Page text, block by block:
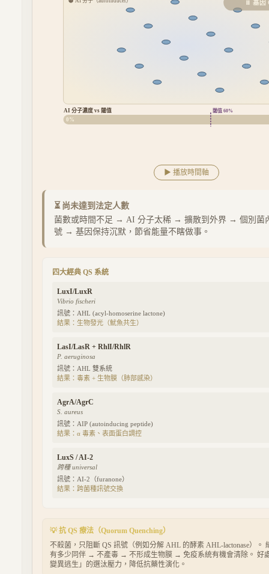
AI 分子濃度 vs 閾值 閾值60%
0 %
⏸ 基因
▶ 播放時間軸
⏳ 尚未達到法定人數
菌數或時間不足 → AI 分子太稀 → 擴散到外界 → 個別菌
號 → 基因保持沉默，節省能量不瞎做事。
四大經典 QS 系統
LuxI/LuxR
Vibrio fischeri
訊號： AHL (acyl-homoserine lactone)
結果： 生物發光（魷魚共生）
LasI/LasR + RhlI/RhlR
P. aeruginosa
訊號： AHL 雙系統
結果： 毒素 + 生物膜（肺部感染）
AgrA/AgrC
S. aureus
訊號： AIP (autoinducing peptide)
結果： α 毒素、表面蛋白調控
LuxS / AI-2
跨種 universal
訊號： AI-2（furanone）
結果： 跨菌種訊號交換
💡 抗 QS 療法（Quorum Quenching）
不殺菌，只阻斷 QS 訊號（例如分解 AHL 的酵素 AHL-lactonase）。
有多少同伴 → 不產毒 → 不形成生物膜 → 免疫系統有機會清除。 好
變異逃生」的選汰壓力，降低抗藥性演化。